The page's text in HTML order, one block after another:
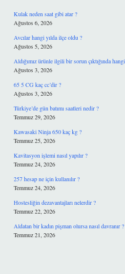
Kulak neden saat gibi atar ?
Ağustos 6, 2026
Avcılar hangi yılda ilçe oldu ?
Ağustos 5, 2026
Aldığımız ürünle ilgili bir sorun çıktığında
Ağustos 3, 2026
65 5 CG kaç cc’dir ?
Ağustos 3, 2026
Türkiye’de gün batımı saatleri nedir ?
Temmuz 29, 2026
Kawasaki Ninja 650 kaç kg ?
Temmuz 25, 2026
Kavitasyon işlemi nasıl yapılır ?
Temmuz 24, 2026
257 hesap ne için kullanılır ?
Temmuz 24, 2026
Hostesliğin dezavantajları nelerdir ?
Temmuz 22, 2026
Aldatan bir kadın pişman olursa nasıl davranır ?
Temmuz 21, 2026